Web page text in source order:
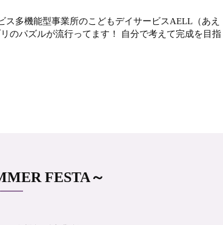
多機能型事業所のこどもデイサービスAELL（あえ
のパズルが流行ってます！ 自分で考えて完成を目指
FESTA～